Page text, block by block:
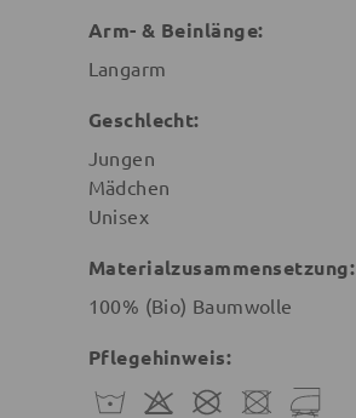
Arm- & Beinlänge:
Langarm
Geschlecht:
Jungen
Mädchen
Unisex
Materialzusammensetzung:
100% (Bio) Baumwolle
Pflegehinweis: